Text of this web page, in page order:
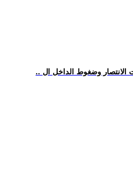
الانتصار وضغوط الداخل ال